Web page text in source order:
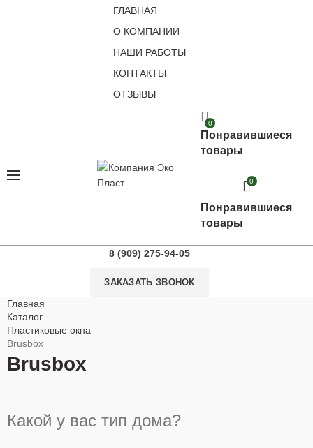
ГЛАВНАЯ
О КОМПАНИИ
НАШИ РАБОТЫ
КОНТАКТЫ
ОТЗЫВЫ
0
Понравившиеся
товары
0
Понравившиеся
товары
8 (909) 275-94-05
ЗАКАЗАТЬ ЗВОНОК
Главная
Каталог
Пластиковые окна
Brusbox
Brusbox
Какой у вас тип дома?